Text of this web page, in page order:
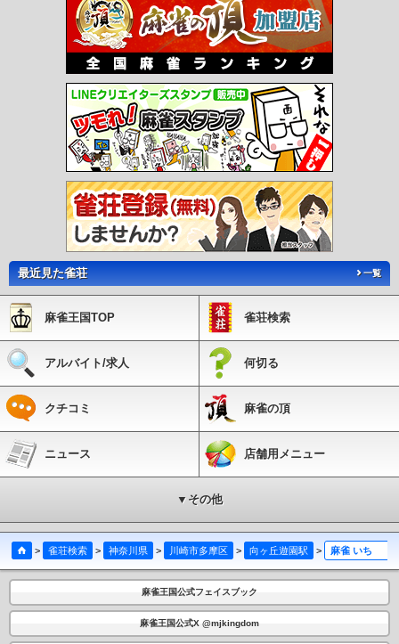
最近見た雀荘 一覧
麻雀王国TOP 雀荘検索
アルバイト/求人 何切る
クチコミ 麻雀の頂
ニュース 店舗用メニュー
▼その他
> 雀荘検索 > 神奈川県 > 川崎市多摩区 > 向ヶ丘遊園駅 > 麻雀 いちごみるく
麻雀王国公式フェイスブック
麻雀王国公式X @mjkingdom